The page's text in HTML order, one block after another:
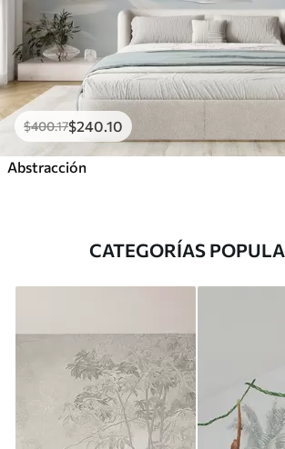
$400.17$240 .10
Abstracción
CATEGORÍAS